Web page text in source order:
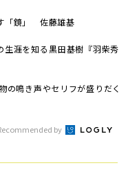
「鏡」 佐藤雄基
涯を知る――黒田基樹『羽柴秀
の鳴き声やセリフが盛りだく
by